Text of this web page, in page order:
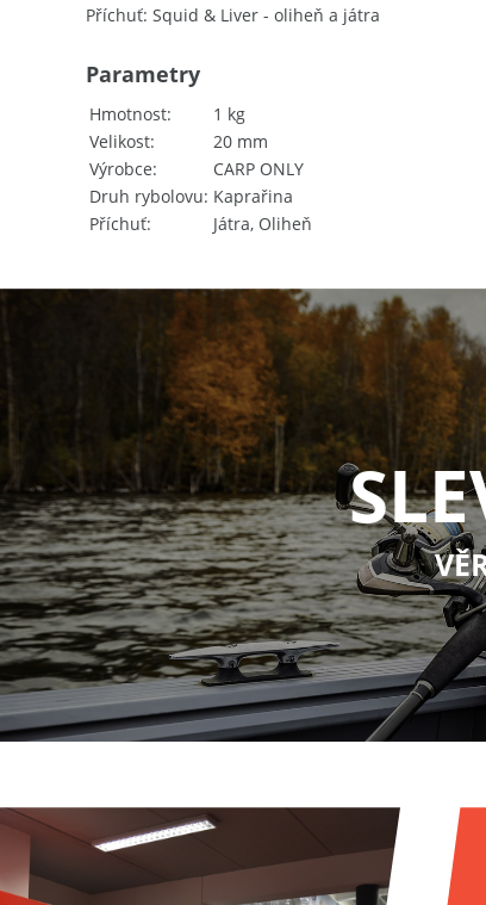
Příchuť: Squid & Liver - oliheň a játra
Hmotnost
1 kg
Velikost
20 mm
Výrobce
CARP ONLY
Druh rybolovu Kaprařina
Příchuť
Játra, Oliheň
Parametry